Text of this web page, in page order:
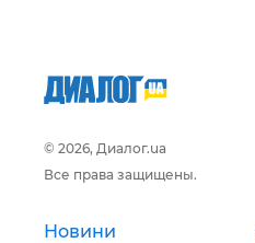
© 2026, Диалог.ua
Все права защищены.
Новини